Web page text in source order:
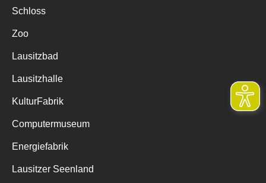
Schloss
Zoo
Lausitzbad
Lausitzhalle
KulturFabrik
Computermuseum
Energiefabrik
Lausitzer Seenland